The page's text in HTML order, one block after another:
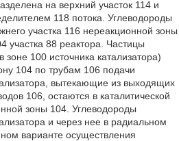
на верхний участок 114 и
118 потока. Углеводороды
участка 116 нереакционной зоны
участка 88 реактора. Частицы
зоне 100 источника катализатора)
104 по трубам 106 подачи
вытекающие из выходящих
106, остаются в каталитической
зоны 104. Углеводороды
и через нее в радиальном
варианте осуществления